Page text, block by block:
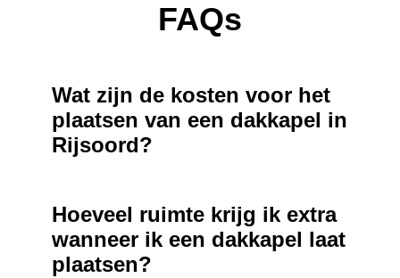
FAQs
Wat zijn de kosten voor het
plaatsen van een dakkapel in
Rijsoord?
Hoeveel ruimte krijg ik extra
wanneer ik een dakkapel laat
plaatsen?